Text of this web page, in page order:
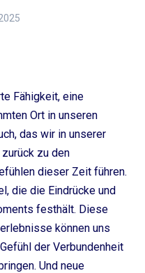
Fähigkeit, eine
Ort in unseren
das wir in unserer
zu den
dieser Zeit führen.
die die Eindrücke und
festhält. Diese
können uns
der Verbundenheit
Und neue